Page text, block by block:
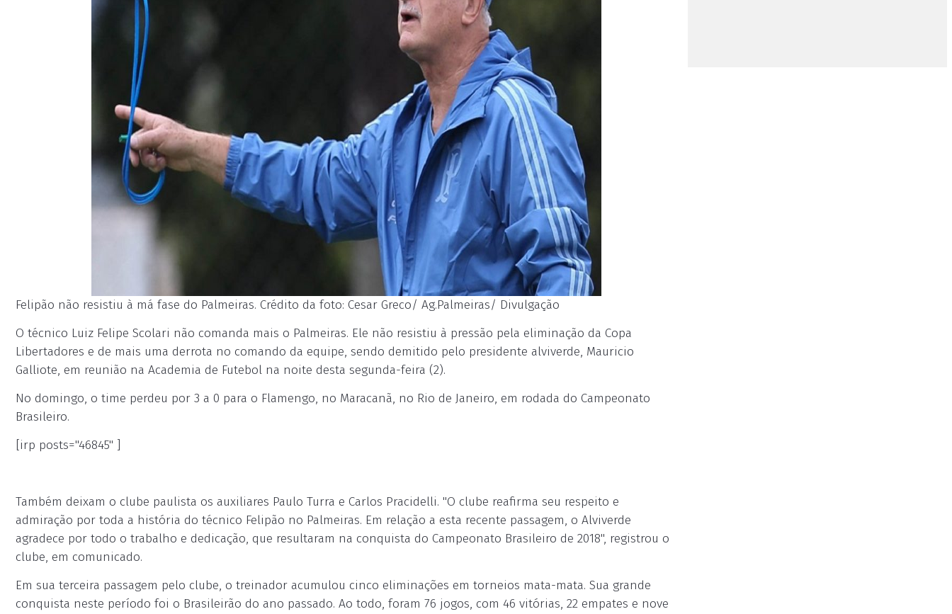
Felipão não resistiu à má fase do Palmeiras. Crédito da foto: Cesar Greco/ Ag.Palmeiras/ Divulgação
O técnico Luiz Felipe Scolari não comanda mais o Palmeiras. Ele não resistiu à pressão pela eliminação da Copa
Libertadores e de mais uma derrota no comando da equipe, sendo demitido pelo presidente alviverde, Mauricio
Galliote, em reunião na Academia de Futebol na noite desta segunda-feira (2).
No domingo, o time perdeu por 3 a 0 para o Flamengo, no Maracanã, no Rio de Janeiro, em rodada do Campeonato
Brasileiro.
[irp posts="46845" ]
Também deixam o clube paulista os auxiliares Paulo Turra e Carlos Pracidelli. "O clube reafirma seu respeito e
admiração por toda a história do técnico Felipão no Palmeiras. Em relação a esta recente passagem, o Alviverde
agradece por todo o trabalho e dedicação, que resultaram na conquista do Campeonato Brasileiro de 2018", registrou o
clube, em comunicado.
Em sua terceira passagem pelo clube, o treinador acumulou cinco eliminações em torneios mata-mata. Sua grande
conquista neste período foi o Brasileirão do ano passado. Ao todo, foram 76 jogos, com 46 vitórias, 22 empates e nove